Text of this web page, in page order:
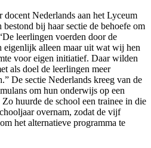
docent Nederlands aan het Lyceum
bij haar sectie de behoefe om
leerlingen voerden door de
eigenlijk alleen maar uit wat wij hen
voor eigen initiatief. Daar wilden
als doel de leerlingen meer
De sectie Nederlands kreeg van de
om hun onderwijs op een
huurde de school een trainee in die
overnam, zodat de vijf
het alternatieve programma te